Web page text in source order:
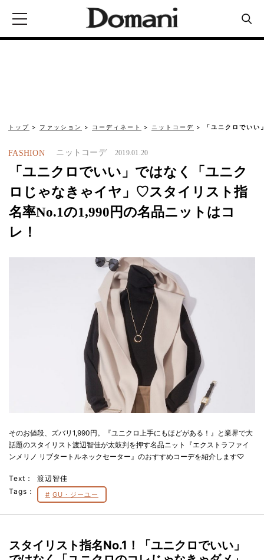
トップ ファッション コーディネート ニットコーデ 「ユニクロでい
FASHION ニットコーデ 2019.01.20
「ユニクロでいい」ではなく「ユニク
ロじゃなきゃイヤ」♡スタイリスト指
名率No.1の1,990円の名品ニットはコ
レ！
そのお値段、ズバリ1,990円。『ユニクロ上手にもほどがある！』と業界で大
話題のスタイリスト渡辺智佳が太鼓判を押す名品ニット『エクストラファイ
ンメリノ リブタートルネックセーター』のおすすめコーデを紹介します♡
Text：
渡辺智佳
Tags：
GU・ジーユー
スタイリスト指名No.1！「ユニクロでいい」